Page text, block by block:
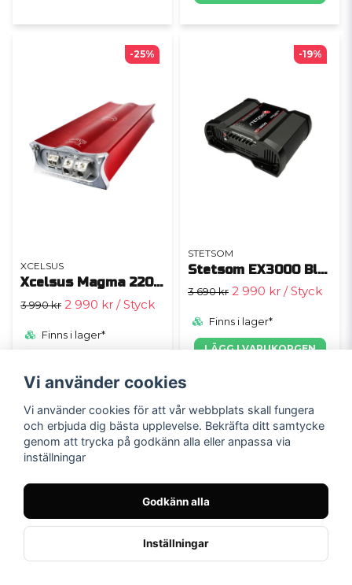
XCELSUS
Xcelsus Magma 2200.1
3 990 kr 2 990 kr / Styck
Finns i lager*
-25%
STETSOM
Stetsom EX3000 Black Edition
3 690 kr 2 990 kr / Styck
Finns i lager*
LÄGG I VARUKORGEN
-19%
-25%
Vi använder cookies
Vi använder cookies för att vår webbplats skall fungera
och erbjuda dig bästa upplevelse. Bekräfta ditt samtycke
genom att trycka på godkänn alla eller anpassa via
inställningar
Godkänn alla
Inställningar